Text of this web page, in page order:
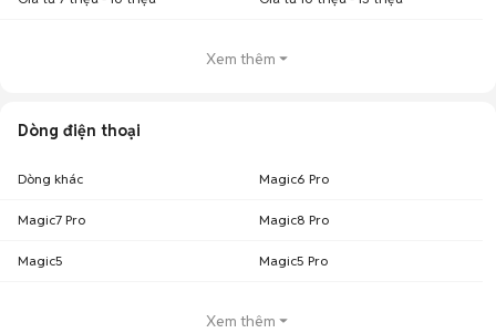
Xem thêm
Dòng điện thoại
Dòng khác Magic6 Pro
Magic7 Pro Magic8 Pro
Magic5 Magic5 Pro
Xem thêm